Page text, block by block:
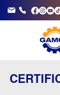
3320072